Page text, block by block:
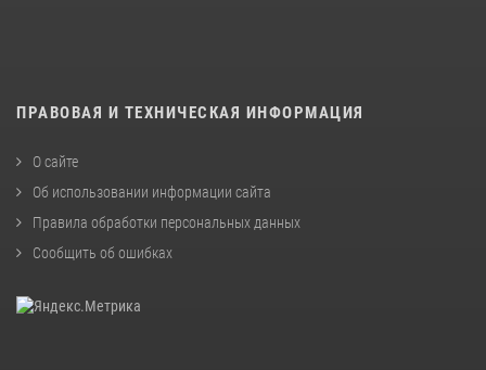
ПРАВОВАЯ И ТЕХНИЧЕСКАЯ ИНФОРМАЦИЯ
О сайте
Об использовании информации сайта
Правила обработки персональных данных
Сообщить об ошибках